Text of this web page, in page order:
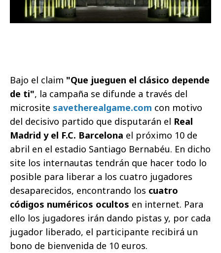
Bajo el claim "Que jueguen el clásico depende
de ti", la campaña se difunde a través del
microsite savetherealgame.com con motivo
del decisivo partido que disputarán el Real
Madrid y el F.C. Barcelona el próximo 10 de
abril en el estadio Santiago Bernabéu. En dicho
site los internautas tendrán que hacer todo lo
posible para liberar a los cuatro jugadores
desaparecidos, encontrando los cuatro
códigos numéricos ocultos en internet. Para
ello los jugadores irán dando pistas y, por cada
jugador liberado, el participante recibirá un
bono de bienvenida de 10 euros.